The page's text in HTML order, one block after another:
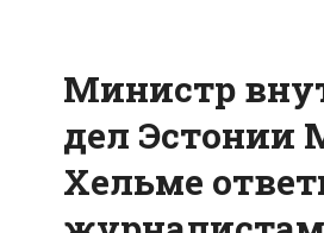
Министр
дел Эстонии
Хельме